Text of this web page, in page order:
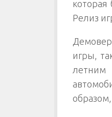
которая
Релиз
игры,
летним